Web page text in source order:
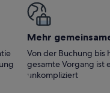
Mehr
Von der Buchung bis
gesamte Vorgang ist
unkompliziert